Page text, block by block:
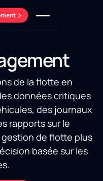
de la flotte en
données critiques
des journaux
rapports sur le
de flotte plus
basée sur les